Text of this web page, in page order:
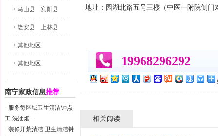
马山县 宾阳县
隆安县 上林县
其他地区
其他地区
南宁家政信息推荐
· 服务每区域卫生清洁钟点
工 洗油烟...
· 装修开荒清洁 卫生清洁钟
地址：园湖北路五号三楼（中医一附院侧门
19968296292
相关阅读